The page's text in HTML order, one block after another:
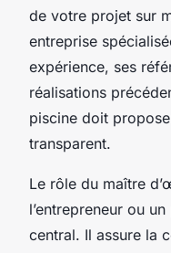
de votre projet sur
entreprise
expérience, ses
réalisations
piscine doit
transparent.
Le rôle du maître
l’entrepreneur ou
central. Il assure la